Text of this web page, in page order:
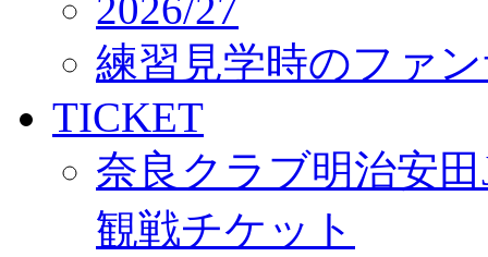
練習見学時のファ
TICKET
奈良クラブ明治安
観戦チケット